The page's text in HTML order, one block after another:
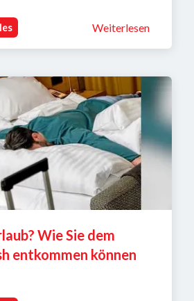
Weiterlesen
Wie Sie dem
entkommen können